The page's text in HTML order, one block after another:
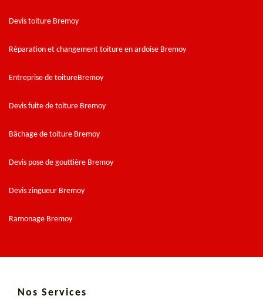
Devis toiture Bremoy
Réparation et changement toiture en ardoise Bremoy
Entreprise de toitureBremoy
Devis fuite de toiture Bremoy
Bâchage de toiture Bremoy
Devis pose de gouttière Bremoy
Devis zingueur Bremoy
Ramonage Bremoy
Nos Services